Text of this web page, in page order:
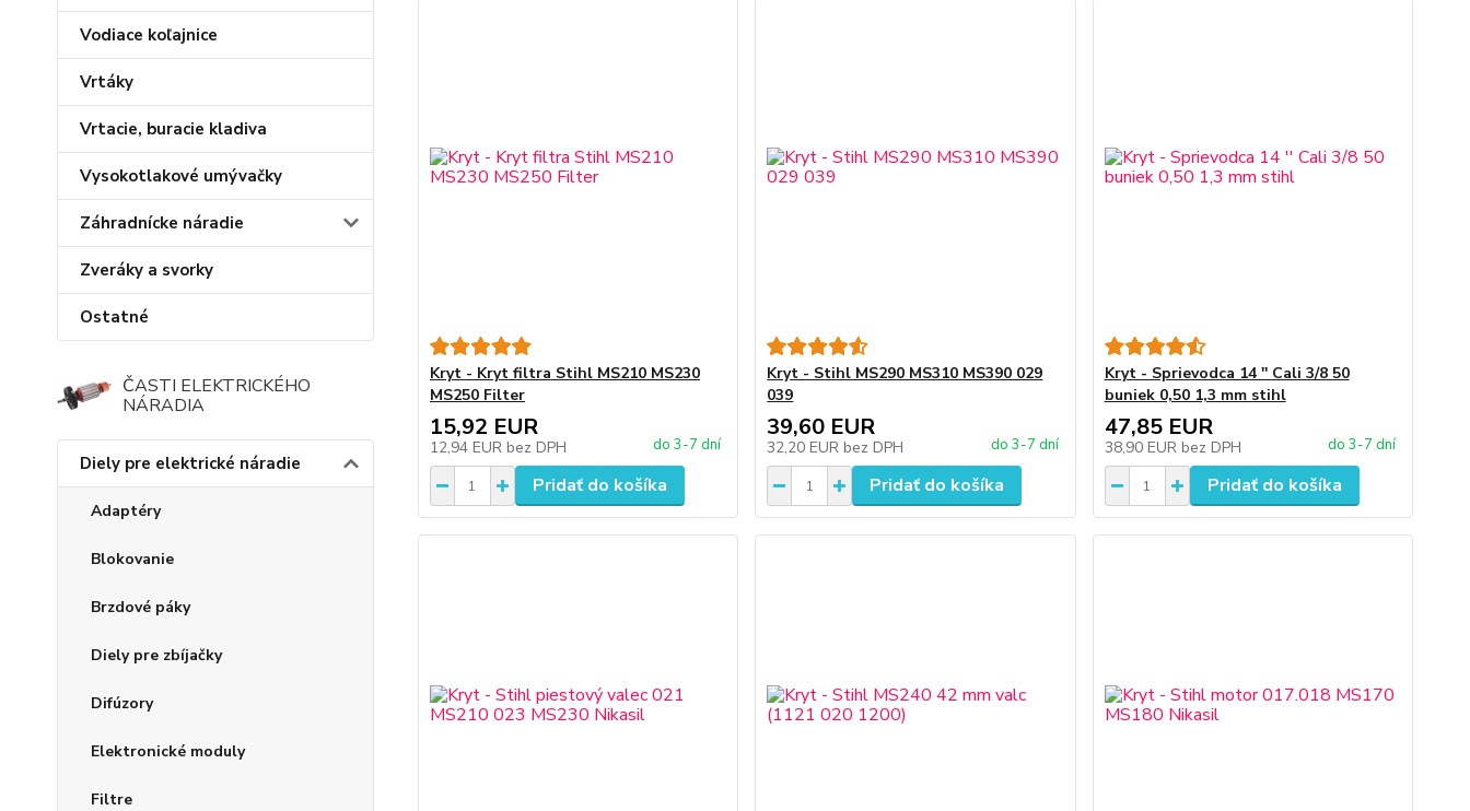
Vodiace koľajnice
Vrtáky
Vrtacie, buracie kladiva
Vysokotlakové umývačky
Záhradnícke náradie
Zveráky a svorky
Ostatné
ČASTI ELEKTRICKÉHO
NÁRADIA
Diely pre elektrické náradie
Adaptéry
Blokovanie
Brzdové páky
Diely pre zbíjačky
Difúzory
Elektronické moduly
Filtre
Kryt - Kryt filtra Stihl MS210 MS230
MS250 Filter
15,92 EUR
12,94 EUR bez DPH do 3-7 dní
Pridať do košíka
Kryt - Stihl MS290 MS310 MS390 029
039
39,60 EUR
32,20 EUR bez DPH do 3-7 dní
Pridať do košíka
Kryt - Sprievodca 14 '' Cali 3/8 50
buniek 0,50 1,3 mm stihl
47,85 EUR
38,90 EUR bez DPH do 3-7 dní
Pridať do košíka